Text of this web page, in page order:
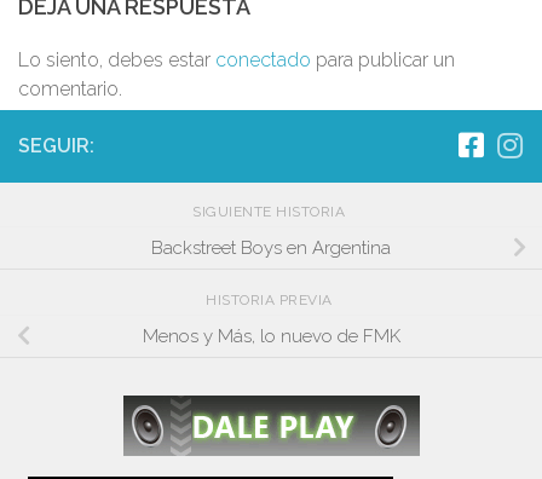
DEJA UNA RESPUESTA
Lo siento, debes estar conectado para publicar un
comentario.
SEGUIR:
SIGUIENTE HISTORIA
Backstreet Boys en Argentina
HISTORIA PREVIA
Menos y Más, lo nuevo de FMK